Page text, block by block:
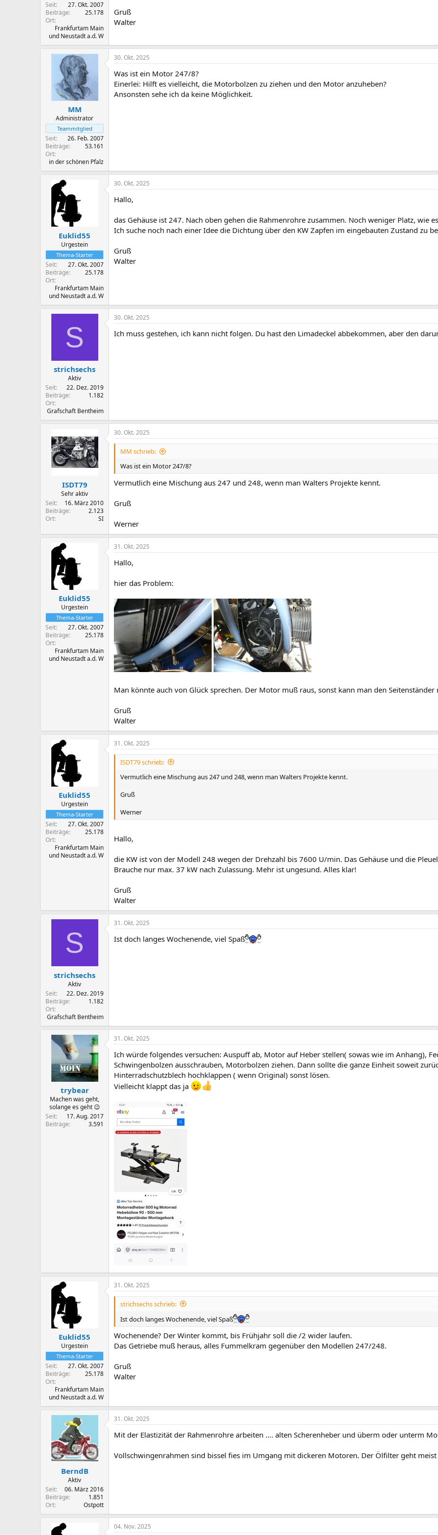
Seit
27. Okt. 2007
Beiträge
25.178
Ort
Frankfurtam Main
und Neustadt a.d. W
Gruß
Walter
MM
Administrator
Teammitglied
Seit
26. Feb. 2007
Beiträge
53.161
Ort
in der schönen Pfalz
30. Okt. 2025
Was ist ein Motor 247/8?
Einerlei: Hilft es vielleicht, die Motorbolzen zu ziehen und den Motor anzuheben?
Ansonsten sehe ich da keine Möglichkeit.
Euklid55
Urgestein
Thema-Starter
Seit
27. Okt. 2007
Beiträge
25.178
Ort
Frankfurtam Main
und Neustadt a.d. W
30. Okt. 2025
Hallo,
das Gehäuse ist 247. Nach oben gehen die Rahmenrohre zusammen. Noch weniger Platz, wie
Ich suche noch nach einer Idee die Dichtung über den KW Zapfen im eingebauten Zustand zu
Gruß
Walter
S
strichsechs
Aktiv
Seit
22. Dez. 2019
Beiträge
1.182
Ort
Grafschaft Bentheim
30. Okt. 2025
Ich muss gestehen, ich kann nicht folgen. Du hast den Limadeckel abbekommen, aber den
ISDT79
Sehr aktiv
Seit
16. März 2010
Beiträge
2.123
Ort
SI
30. Okt. 2025
MM schrieb:
Was ist ein Motor 247/8?
Vermutlich eine Mischung aus 247 und 248, wenn man Walters Projekte kennt.
Gruß
Werner
Euklid55
Urgestein
Thema-Starter
Seit
27. Okt. 2007
Beiträge
25.178
Ort
Frankfurtam Main
und Neustadt a.d. W
31. Okt. 2025
Hallo,
hier das Problem:
Man könnte auch von Glück sprechen. Der Motor muß raus, sonst kann man den
Gruß
Walter
Euklid55
Urgestein
Thema-Starter
Seit
27. Okt. 2007
Beiträge
25.178
Ort
Frankfurtam Main
und Neustadt a.d. W
31. Okt. 2025
ISDT79 schrieb:
Vermutlich eine Mischung aus 247 und 248, wenn man Walters Projekte kennt.
Gruß
Werner
Hallo,
die KW ist von der Modell 248 wegen der Drehzahl bis 7600 U/min. Das Gehäuse und die
Brauche nur max. 37 kW nach Zulassung. Mehr ist ungesund. Alles klar!
Gruß
Walter
S
strichsechs
Aktiv
Seit
22. Dez. 2019
Beiträge
1.182
Ort
Grafschaft Bentheim
31. Okt. 2025
Ist doch langes Wochenende, viel Spaß
trybear
Machen was geht,
solange es geht 😉
Seit
17. Aug. 2017
Beiträge
3.591
31. Okt. 2025
Ich würde folgendes versuchen: Auspuff ab, Motor auf Heber stellen( sowas wie im Anhang),
Schwingenbolzen ausschrauben, Motorbolzen ziehen. Dann sollte die ganze Einheit soweit
Hinterradschutzblech hochklappen ( wenn Original) sonst lösen.
Vielleicht klappt das ja
Euklid55
Urgestein
Thema-Starter
Seit
27. Okt. 2007
Beiträge
25.178
Ort
Frankfurtam Main
und Neustadt a.d. W
31. Okt. 2025
strichsechs schrieb:
Ist doch langes Wochenende, viel Spaß
Wochenende? Der Winter kommt, bis Frühjahr soll die /2 wider laufen.
Das Getriebe muß heraus, alles Fummelkram gegenüber den Modellen 247/248.
Gruß
Walter
BerndB
Aktiv
Seit
06. März 2016
Beiträge
1.851
Ort
Ostpott
31. Okt. 2025
Mit der Elastizität der Rahmenrohre arbeiten .... alten Scherenheber und überm oder unterm
Vollschwingenrahmen sind bissel fies im Umgang mit dickeren Motoren. Der Ölfilter geht
04. Nov. 2025